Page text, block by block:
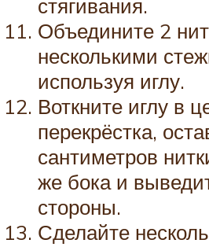
стягивания.
Объедините 2
несколькими
используя иглу.
Воткните иглу в
перекрёстка,
сантиметров
же бока и
стороны.
Сделайте